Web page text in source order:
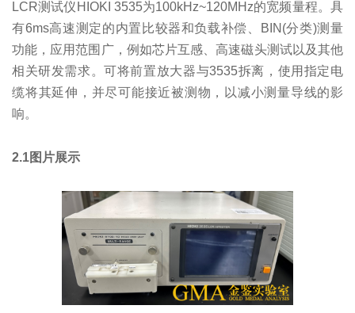
LCR测试仪HIOKI 3535为100kHz~120MHz的宽频量程。具
有6ms高速测定的内置比较器和负载补偿、BIN(分类)测量
功能，应用范围广，例如芯片互感、高速磁头测试以及其他
相关研发需求。可将前置放大器与3535拆离，使用指定电
缆将其延伸，并尽可能接近被测物，以减小测量导线的影
响。
2.1图片展示